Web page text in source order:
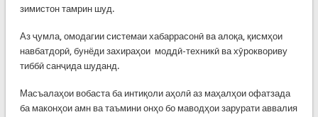
зимистон тамрин шуд.
Аз ҷумла, омодагии системаи хабаррасонӣ ва алоқа, қисмҳои
навбатдорӣ, бунёди захираҳои моддӣ-техникӣ ва хӯроквориву
тиббӣ санҷида шуданд.
Масъалаҳои вобаста ба интиқоли аҳолӣ аз маҳалҳои офатзада
ба маконҳои амн ва таъмини онҳо бо маводҳои зарурати аввалия